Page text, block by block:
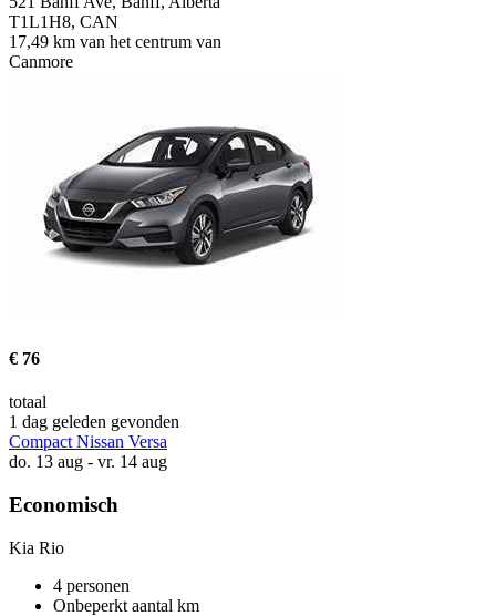
T1L1H8, CAN
17,49 km van het centrum van
Canmore
€ 76
totaal
1 dag geleden gevonden
Compact Nissan Versa
do. 13 aug - vr. 14 aug
Economisch
Kia Rio
4 personen
Onbeperkt aantal km